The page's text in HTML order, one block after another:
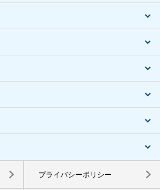
プライバシーポリシー